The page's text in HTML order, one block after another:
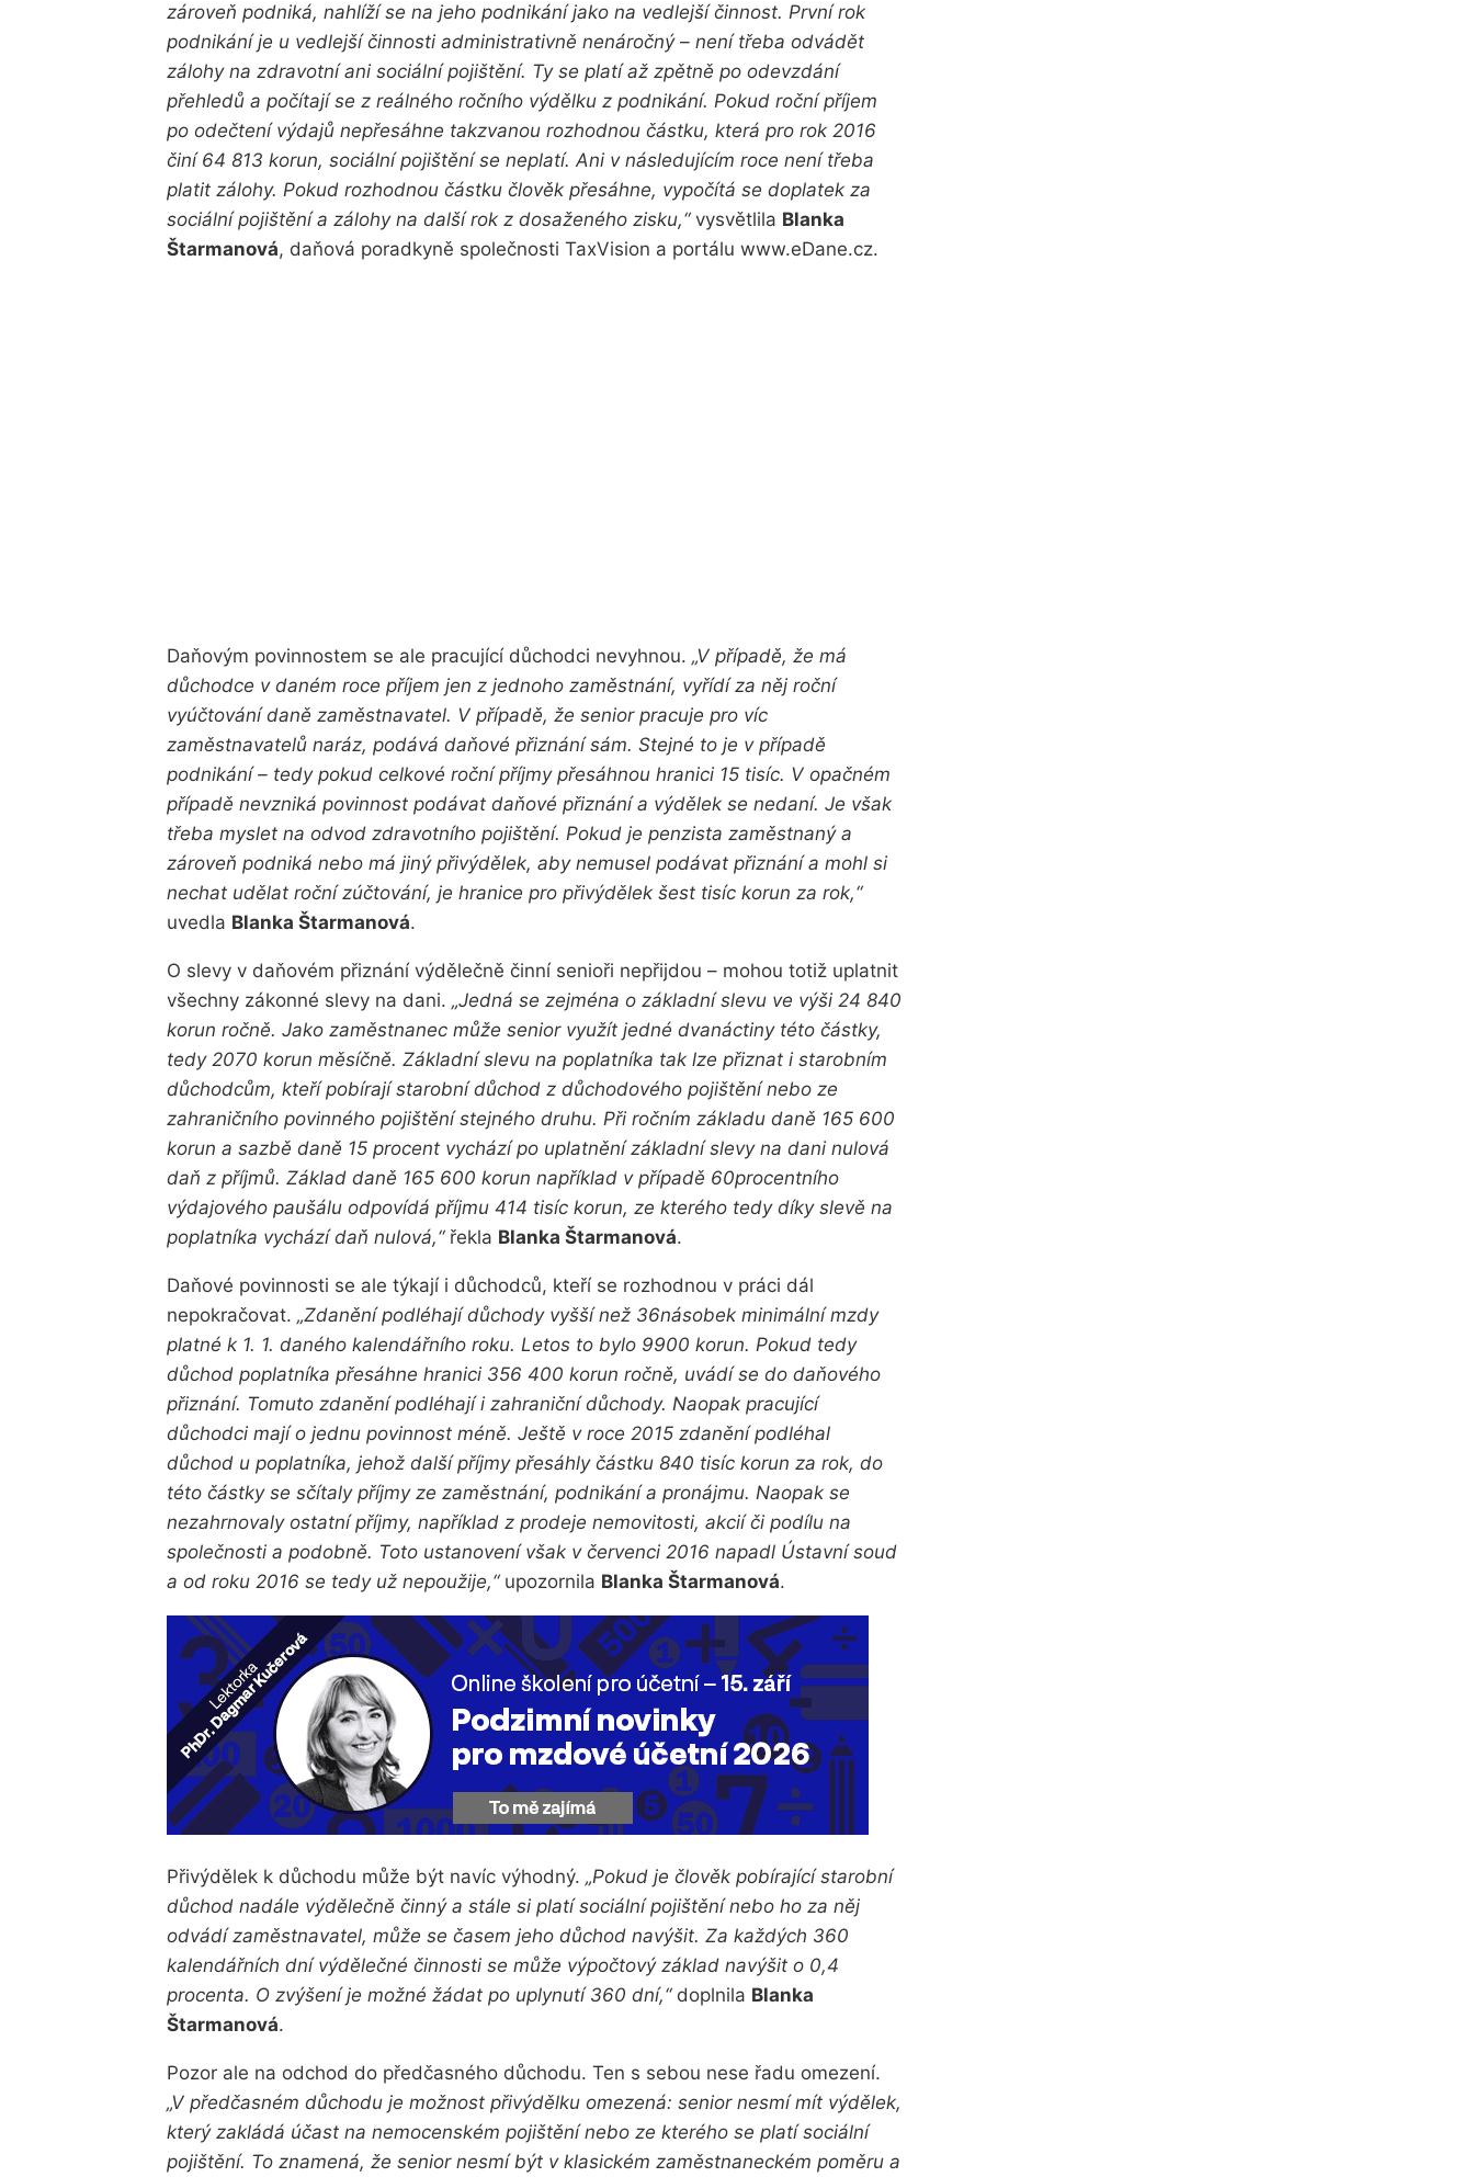
zároveň podniká, nahlíží se na jeho podnikání jako na vedlejší činnost. První rok
podnikání je u vedlejší činnosti administrativně nenáročný – není třeba odvádět
zálohy na zdravotní ani sociální pojištění. Ty se platí až zpětně po odevzdání
přehledů a počítají se z reálného ročního výdělku z podnikání. Pokud roční příjem
po odečtení výdajů nepřesáhne takzvanou rozhodnou částku, která pro rok 2016
činí 64 813 korun, sociální pojištění se neplatí. Ani v následujícím roce není třeba
platit zálohy. Pokud rozhodnou částku člověk přesáhne, vypočítá se doplatek za
sociální pojištění a zálohy na další rok z dosaženého zisku,“vysvětlila Blanka
Štarmanová, daňová poradkyně společnosti TaxVision a portálu www.eDane.cz.
Daňovým povinnostem se ale pracující důchodci nevyhnou. „V případě, že má
důchodce v daném roce příjem jen z jednoho zaměstnání, vyřídí za něj roční
vyúčtování daně zaměstnavatel. V případě, že senior pracuje pro víc
zaměstnavatelů naráz, podává daňové přiznání sám. Stejné to je v případě
podnikání – tedy pokud celkové roční příjmy přesáhnou hranici 15 tisíc. V opačném
případě nevzniká povinnost podávat daňové přiznání a výdělek se nedaní. Je však
třeba myslet na odvod zdravotního pojištění. Pokud je penzista zaměstnaný a
zároveň podniká nebo má jiný přivýdělek, aby nemusel podávat přiznání a mohl si
nechat udělat roční zúčtování, je hranice pro přivýdělek šest tisíc korun za rok,“
uvedla Blanka Štarmanová.
O slevy v daňovém přiznání výdělečně činní senioři nepřijdou – mohou totiž uplatnit
všechny zákonné slevy na dani. „Jedná se zejména o základní slevu ve výši 24 840
korun ročně. Jako zaměstnanec může senior využít jedné dvanáctiny této částky,
tedy 2070 korun měsíčně. Základní slevu na poplatníka tak lze přiznat i starobním
důchodcům, kteří pobírají starobní důchod z důchodového pojištění nebo ze
zahraničního povinného pojištění stejného druhu. Při ročním základu daně 165 600
korun a sazbě daně 15 procent vychází po uplatnění základní slevy na dani nulová
daň z příjmů. Základ daně 165 600 korun například v případě 60procentního
výdajového paušálu odpovídá příjmu 414 tisíc korun, ze kterého tedy díky slevě na
poplatníka vychází daň nulová,“řekla Blanka Štarmanová.
Daňové povinnosti se ale týkají i důchodců, kteří se rozhodnou v práci dál
nepokračovat. „Zdanění podléhají důchody vyšší než 36násobek minimální mzdy
platné k 1. 1. daného kalendářního roku. Letos to bylo 9900 korun. Pokud tedy
důchod poplatníka přesáhne hranici 356 400 korun ročně, uvádí se do daňového
přiznání. Tomuto zdanění podléhají i zahraniční důchody. Naopak pracující
důchodci mají o jednu povinnost méně. Ještě v roce 2015 zdanění podléhal
důchod u poplatníka, jehož další příjmy přesáhly částku 840 tisíc korun za rok, do
této částky se sčítaly příjmy ze zaměstnání, podnikání a pronájmu. Naopak se
nezahrnovaly ostatní příjmy, například z prodeje nemovitosti, akcií či podílu na
společnosti a podobně. Toto ustanovení však v červenci 2016 napadl Ústavní soud
a od roku 2016 se tedy už nepoužije,“upozornila Blanka Štarmanová.
Přivýdělek k důchodu může být navíc výhodný. „Pokud je člověk pobírající starobní
důchod nadále výdělečně činný a stále si platí sociální pojištění nebo ho za něj
odvádí zaměstnavatel, může se časem jeho důchod navýšit. Za každých 360
kalendářních dní výdělečné činnosti se může výpočtový základ navýšit o 0,4
procenta. O zvýšení je možné žádat po uplynutí 360 dní,“doplnila Blanka
Štarmanová.
Pozor ale na odchod do předčasného důchodu. Ten s sebou nese řadu omezení.
„V předčasném důchodu je možnost přivýdělku omezená: senior nesmí mít výdělek,
který zakládá účast na nemocenském pojištění nebo ze kterého se platí sociální
pojištění. To znamená, že senior nesmí být v klasickém zaměstnaneckém poměru a